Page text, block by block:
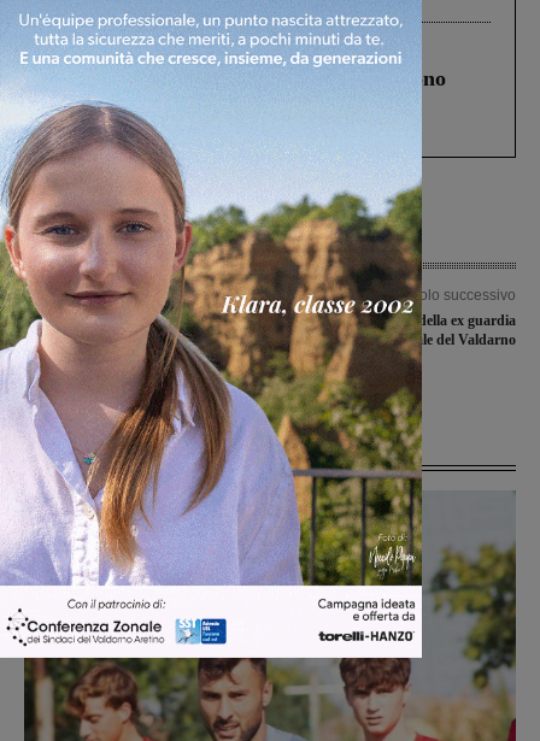
Cronaca 4 Agosto 2026
Un anno fa la strage in A1 in cui morirono
Gianni, Giulia e Franco. Lo schianto, il
processo, lo stop ai sorpassi fra tir....
Articolo precedente
Lavori alla primaria di Troghi,
Lorenzini: “Piano terra pronto per
l’inizio della scuola. Poi avanti con il
cantiere in sicurezza”
Articolo successivo
Cambia la sede della ex guardia
medica all’Ospedale del Valdarno
Ultime Notizie